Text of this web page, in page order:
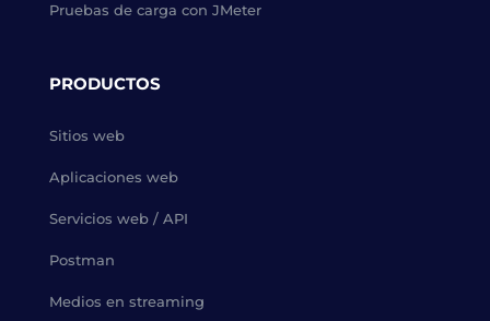
Pruebas de carga con JMeter
PRODUCTOS
Sitios web
Aplicaciones web
Servicios web / API
Postman
Medios en streaming